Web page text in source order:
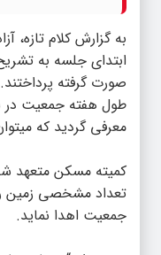
به گزارش کلام تازه،
ابتدای جلسه به
صورت گرفته
طول هفته جمعیت در
معرفی گردید که
کمیته مسکن متعهد
تعداد مشخصی زمین
جمعیت اهدا نماید.